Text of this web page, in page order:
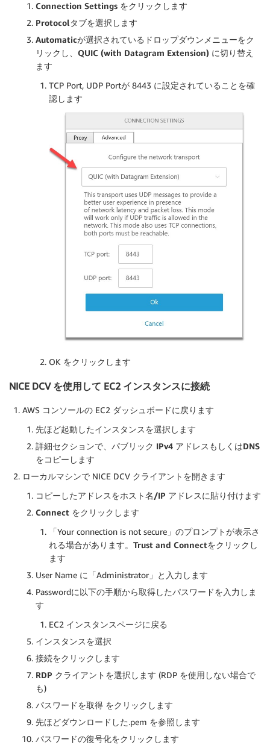
Connection Settings をクリックします
Protocolタブを選択します
Automaticが選択されているドロップダウンメニューをク
リックし、 QUIC (with Datagram Extension) に切り替え
ます
TCP Port, UDP Portが 8443 に設定されていることを確
認します
OK をクリックします
NICE DCV を使用して EC2 インスタンスに接続
AWS コンソールの EC2 ダッシュボードに戻ります
先ほど起動したインスタンスを選択します
詳細セクションで、 パブリック IPv4 アドレス もしくはDNS
をコピーします
ローカルマシンで NICE DCV クライアントを開きます
コピーしたアドレスをホスト名/IP アドレスに貼り付けます
Connect をクリックします
「Your connection is not secure」のプロンプトが表示さ
れる場合があります。 Trust and Connectをクリックし
ます
User Name に「Administrator」と入力します
Passwordに以下の手順から取得したパスワードを入力しま
す
EC2 インスタンスページに戻る
インスタンスを選択
接続をクリックします
RDP クライアント を選択します (RDP を使用しない場合で
も)
パスワードを取得 をクリックします
先ほどダウンロードした.pem を参照 します
パスワードの復号化をクリックします